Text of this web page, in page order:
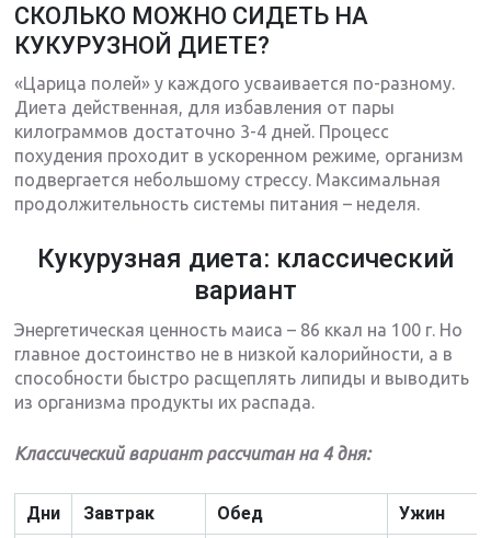
СКОЛЬКО МОЖНО СИДЕТЬ НА
КУКУРУЗНОЙ ДИЕТЕ?
«Царица полей» у каждого усваивается по-разному.
Диета действенная, для избавления от пары
килограммов достаточно 3-4 дней. Процесс
похудения проходит в ускоренном режиме, организм
подвергается небольшому стрессу. Максимальная
продолжительность системы питания – неделя.
Кукурузная диета: классический
вариант
Энергетическая ценность маиса – 86 ккал на 100 г. Но
главное достоинство не в низкой калорийности, а в
способности быстро расщеплять липиды и выводить
из организма продукты их распада.
Классический вариант рассчитан на 4 дня:
Дни Завтрак Обед Ужин